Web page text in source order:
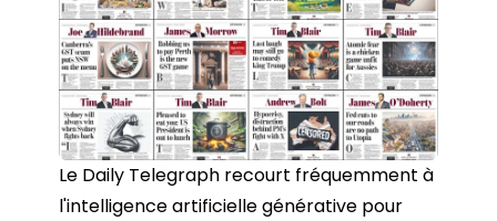
Le Daily Telegraph recourt fréquemment à
l'intelligence artificielle générative pour